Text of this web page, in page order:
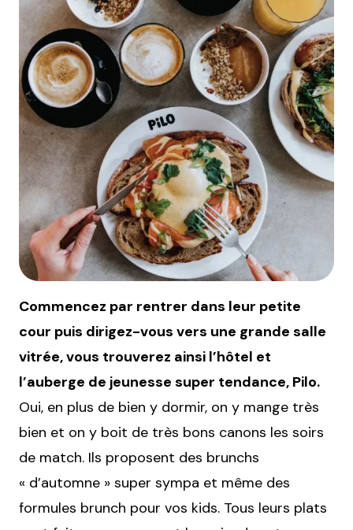
Commencez par rentrer dans leur petite
cour puis dirigez-vous vers une grande salle
vitrée, vous trouverez ainsi l’hôtel et
l’auberge de jeunesse super tendance, Pilo.
Oui, en plus de bien y dormir, on y mange très
bien et on y boit de très bons canons les soirs
de match. Ils proposent des brunchs
« d’automne » super sympa et même des
formules brunch pour vos kids. Tous leurs plats